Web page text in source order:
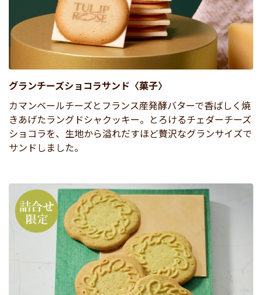
グランチーズショコラサンド〈菓子〉
カマンベールチーズとフランス産発酵バターで香ばしく焼
きあげたラングドシャクッキー。とろけるチェダーチーズ
ショコラを、生地から溢れだすほど贅沢なグランサイズで
サンドしました。